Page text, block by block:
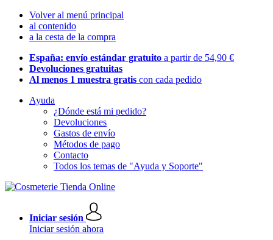
Volver al menú principal
al contenido
a la cesta de la compra
España: envío estándar gratuito a partir de 54,90 €
Devoluciones gratuitas
Al menos 1 muestra gratis con cada pedido
Ayuda
¿Dónde está mi pedido?
Devoluciones
Gastos de envío
Métodos de pago
Contacto
Todos los temas de "Ayuda y Soporte"
Iniciar sesión
Iniciar sesión ahora